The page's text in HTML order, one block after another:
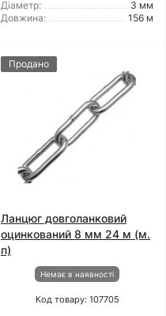
Діаметр:
3 мм
Довжина:
156 м
Продано
Ланцюг довголанковий
оцинкований 8 мм 24 м (м.
п)
Немає в наявності
Код товару: 107705